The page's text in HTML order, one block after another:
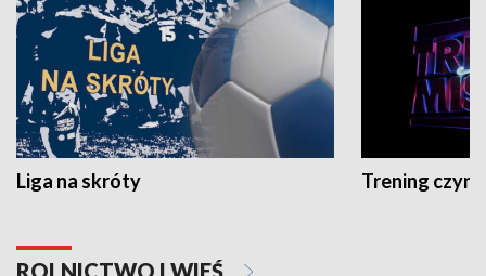
Liga na skróty Trening czyni
ROLNICTWO I WIEŚ